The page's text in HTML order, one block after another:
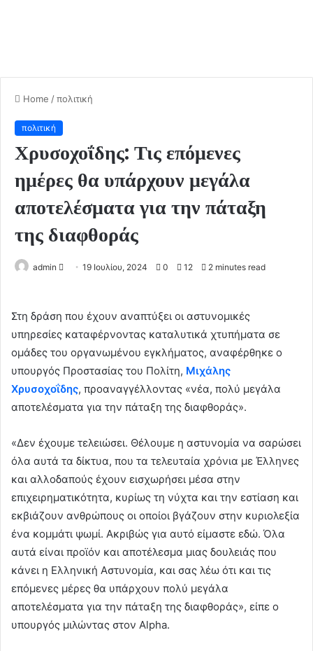
Home /πολιτική
πολιτική
Χρυσοχοΐδης: Τις επόμενες
ημέρες θα υπάρχουν μεγάλα
αποτελέσματα για την πάταξη
της διαφθοράς
admin
d
a
n
e
m
19 Ιουλίου, 2024 0 12 2 minutes read
Στη δράση που έχουν αναπτύξει οι αστυνομικές
υπηρεσίες καταφέρνοντας καταλυτικά χτυπήματα σε
ομάδες του οργανωμένου εγκλήματος, αναφέρθηκε ο
υπουργός Προστασίας του Πολίτη, Μιχάλης
Χρυσοχοΐδης, προαναγγέλλοντας «νέα, πολύ μεγάλα
αποτελέσματα για την πάταξη της διαφθοράς».
«Δεν έχουμε τελειώσει. Θέλουμε η αστυνομία να σαρώσει
όλα αυτά τα δίκτυα, που τα τελευταία χρόνια με Έλληνες
και αλλοδαπούς έχουν εισχωρήσει μέσα στην
επιχειρηματικότητα, κυρίως τη νύχτα και την εστίαση και
εκβιάζουν ανθρώπους οι οποίοι βγάζουν στην κυριολεξία
ένα κομμάτι ψωμί. Ακριβώς για αυτό είμαστε εδώ. Όλα
αυτά είναι προϊόν και αποτέλεσμα μιας δουλειάς που
κάνει η Ελληνική Αστυνομία, και σας λέω ότι και τις
επόμενες μέρες θα υπάρχουν πολύ μεγάλα
αποτελέσματα για την πάταξη της διαφθοράς», είπε ο
υπουργός μιλώντας στον Alpha.